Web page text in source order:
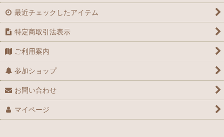
最近チェックしたアイテム
特定商取引法表示
ご利用案内
参加ショップ
お問い合わせ
マイページ